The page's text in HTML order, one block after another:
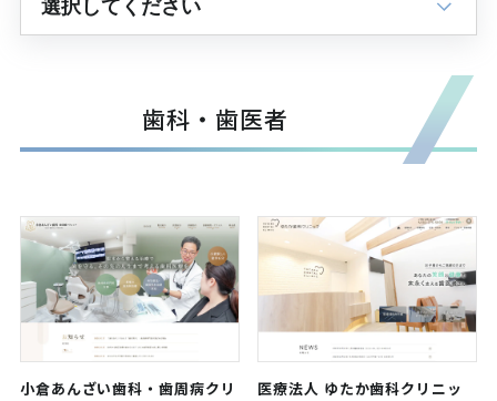
歯科・歯医者
小倉あんざい歯科・歯周病クリ
医療法人 ゆたか歯科クリニッ